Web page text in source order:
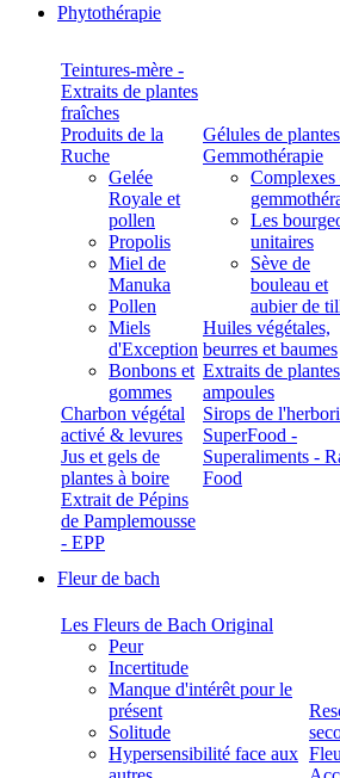
Phytothérapie
Teintures-mère -
Extraits de plantes
fraîches
Produits de la
Ruche
Gelée
Royale et
pollen
Propolis
Miel de
Manuka
Pollen
Miels
d'Exception
Bonbons et
gommes
Charbon végétal
activé & levures
Jus et gels de
plantes à boire
Extrait de Pépins
de Pamplemousse
- EPP
Gélules de plantes
Gemmothérapie
Complexes
Les
unitaires
Sève de
bouleau et
aubier de
Huiles végétales,
beurres et baumes
Extraits de
ampoules
Sirops de
SuperFood -
Superaliments -
Food
Fleur de bach
Les Fleurs de Bach Original
Peur
Incertitude
Manque d'intérêt pour le
présent
Solitude
Hypersensibilité face aux